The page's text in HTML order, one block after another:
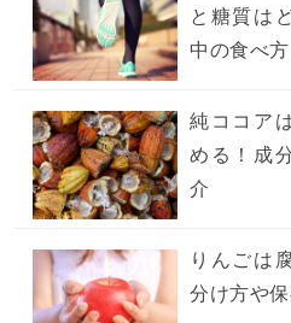
と糖質は
中の食べ方
純ココア
める！成
介
りんごは
分け方や